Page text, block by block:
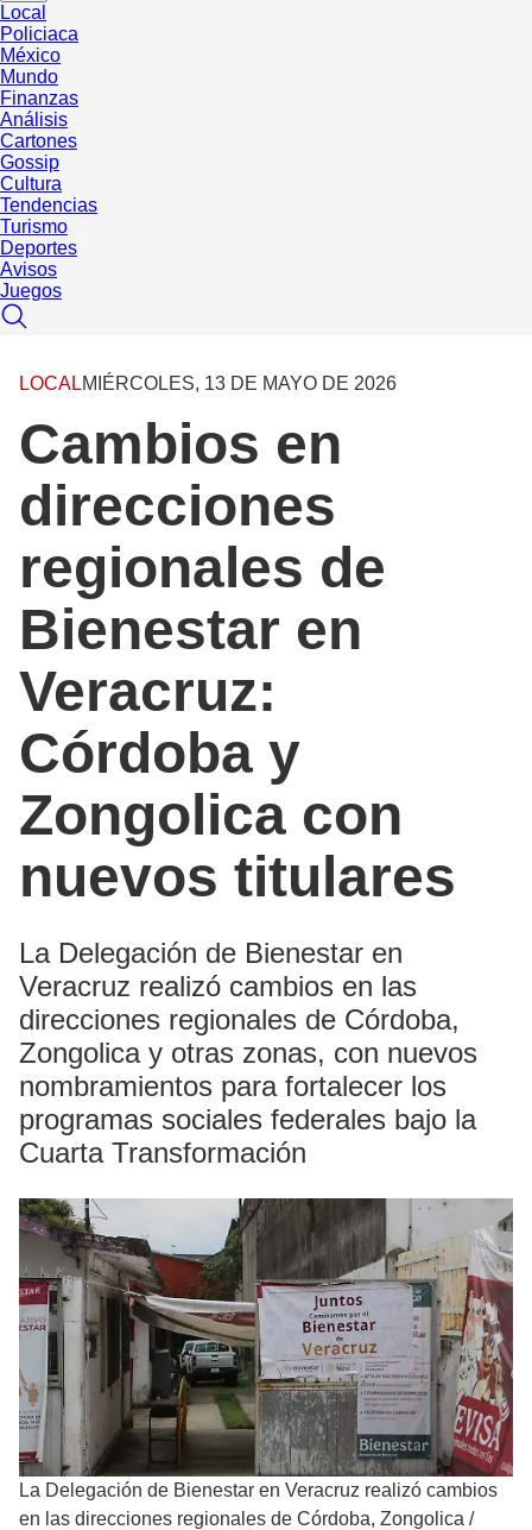
Local
Policiaca
México
Mundo
Finanzas
Análisis
Cartones
Gossip
Cultura
Tendencias
Turismo
Deportes
Avisos
Juegos
LOCALMIÉRCOLES, 13 DE MAYO DE 2026
Cambios en
direcciones
regionales de
Bienestar en
Veracruz:
Córdoba y
Zongolica con
nuevos titulares
La Delegación de Bienestar en
Veracruz realizó cambios en las
direcciones regionales de Córdoba,
Zongolica y otras zonas, con nuevos
nombramientos para fortalecer los
programas sociales federales bajo la
Cuarta Transformación
La Delegación de Bienestar en Veracruz realizó cambios
en las direcciones regionales de Córdoba, Zongolica /